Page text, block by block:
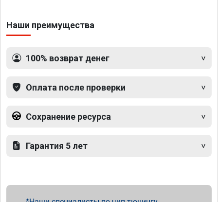
Наши преимущества
100% возврат денег
Оплата после проверки
Сохранение ресурса
Гарантия 5 лет